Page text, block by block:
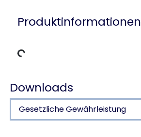
Produktinformationen
Lädt Daten
Downloads
Gesetzliche Gewährleistung